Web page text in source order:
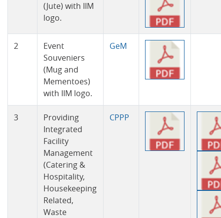
(Jute) with IIM
logo.
2
Event
Souveniers
(Mug and
Mementoes)
with IIM logo.
GeM
3
Providing
Integrated
Facility
Management
(Catering &
Hospitality,
Housekeeping
Related,
Waste
CPPP